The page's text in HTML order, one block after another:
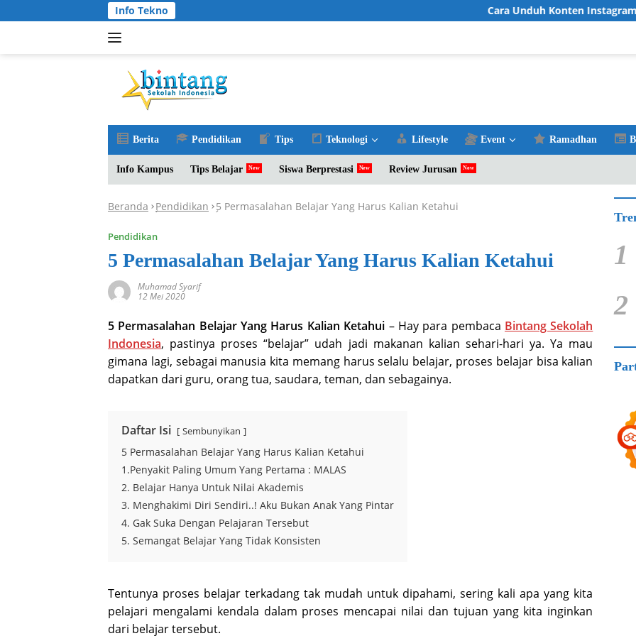
ke
Info Tekno Cara Unduh Konten Instagram Favorit
Berita Pendidikan Tips Teknologi Lifestyle Event Ramadhan
Info Kampus Tips Belajar Siswa Berprestasi Review Jurusan
Beranda -Pendidikan -5 Permasalahan Belajar Yang Harus Kalian Ketahui
Pendidikan
5 Permasalahan Belajar Yang Harus Kalian Ketahui
Muhamad Syarif
12 Mei 2020
5 Permasalahan Belajar Yang Harus Kalian Ketahui – Hay para pembaca Bintang Sekolah
Indonesia, pastinya proses “belajar” udah jadi makanan kalian sehari-hari ya. Ya mau
gimana lagi, sebagai manusia kita memang harus selalu belajar, proses belajar bisa kalian
dapatkan dari guru, orang tua, saudara, teman, dan sebagainya.
Daftar Isi Sembunyikan
5 Permasalahan Belajar Yang Harus Kalian Ketahui
1.Penyakit Paling Umum Yang Pertama : MALAS
2. Belajar Hanya Untuk Nilai Akademis
3. Menghakimi Diri Sendiri..! Aku Bukan Anak Yang Pintar
4. Gak Suka Dengan Pelajaran Tersebut
5. Semangat Belajar Yang Tidak Konsisten
Tentunya proses belajar terkadang tak mudah untuk dipahami, sering kali apa yang kita
pelajari mengalami kendala dalam proses mencapai nilai dan tujuan yang kita inginkan
dari belajar tersebut.
1
2